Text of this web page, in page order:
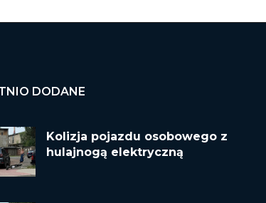
DODANE
Kolizja pojazdu osobowego z
hulajnogą elektryczną